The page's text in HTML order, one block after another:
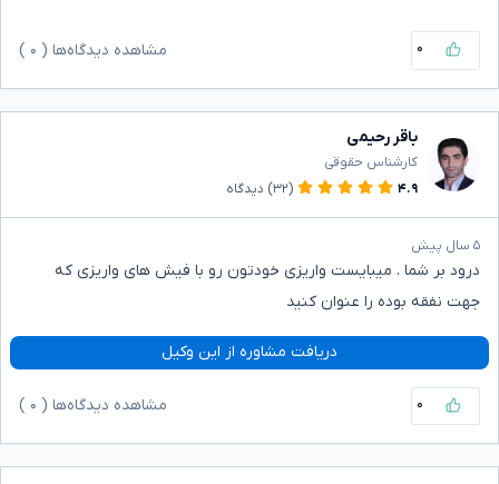
۰ مشاهده دیدگاه‌ها ( ۰
باقر رحیمی
کارشناس حقوقی
۴.۹
(۳۲) دیدگاه
۵ سال پیش
درود بر شما . میبایست واریزی خودتون رو با فیش های واریزی که
جهت نفقه بوده را عنوان کنید
دریافت مشاوره از این وکیل
۰ مشاهده دیدگاه‌ها ( ۰